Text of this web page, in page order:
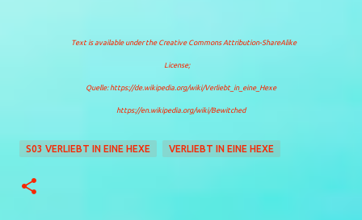
Text is available under the Creative Commons Attribution-ShareAlike
License;
Quelle: https://de.wikipedia.org/wiki/Verliebt_in_eine_Hexe
https://en.wikipedia.org/wiki/Bewitched
S03 VERLIEBT IN EINE HEXE VERLIEBT IN EINE HEXE